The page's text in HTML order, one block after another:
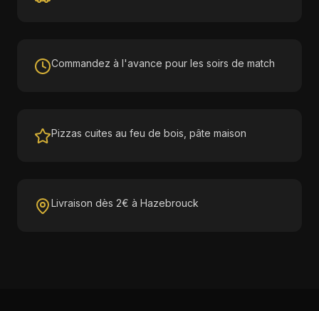
Commandez à l'avance pour les soirs de match
Pizzas cuites au feu de bois, pâte maison
Livraison dès 2€ à Hazebrouck